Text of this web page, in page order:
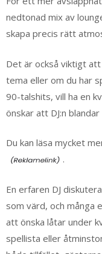
nedtonad mix av
skapa precis rätt
Det är också viktigt
tema eller om du har
90-talshits, vill ha en
önskar att DJ:n
Du kan läsa mycket
.
En erfaren DJ
som värd, och många
att önska låtar under
spellista eller